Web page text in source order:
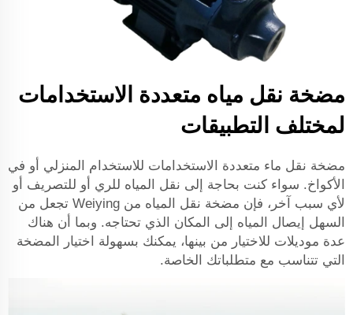
مضخة نقل مياه متعددة الاستخدامات
لمختلف التطبيقات
مضخة نقل ماء متعددة الاستخدامات للاستخدام المنزلي أو في
الأكواخ. سواء كنت بحاجة إلى نقل المياه للري أو للتصريف أو
لأي سبب آخر، فإن مضخة نقل المياه من Weiying تجعل من
السهل إيصال المياه إلى المكان الذي تحتاجه. وبما أن هناك
عدة موديلات للاختيار من بينها، يمكنك بسهولة اختيار المضخة
التي تتناسب مع متطلباتك الخاصة.